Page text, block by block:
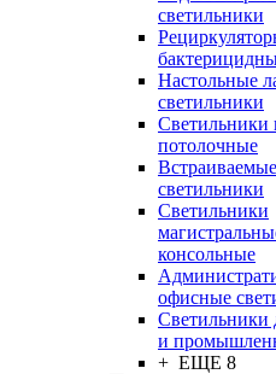
светильники
Настольные
светильники
Светильники
потолочные
светильники
Светильники
консольные
офисные
и
+ ЕЩЕ 8